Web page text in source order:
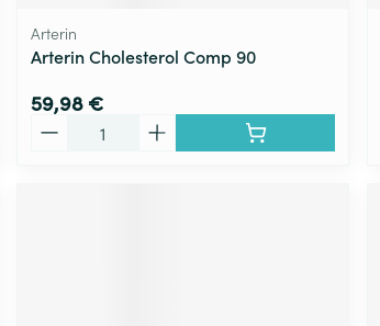
Arterin
Arterin Cholesterol Comp 90
59,98 €